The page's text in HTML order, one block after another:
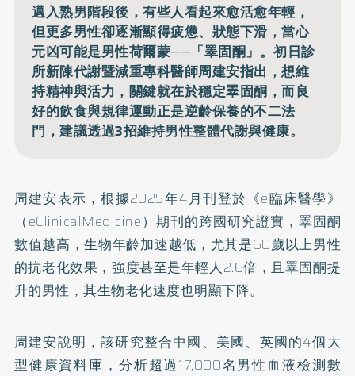
邁入熟男階段後，有些人看起來愈活愈年輕，
但更多男性卻逐漸顯得疲憊、狀態下滑，當心
元凶可能是男性荷爾蒙──「睪固酮」。初日診
所新陳代謝暨減重專科醫師周建安指出，想維
持精神與活力，關鍵就在於穩定睪固酮，而良
好的飲食與規律運動正是逆齡保養的不二法
門，建議透過3招維持男性整體代謝與健康。
周建安表示，根據2025年4月刊登於《e臨床醫學》
（eClinicalMedicine）期刊的跨國研究證實，睪固酮
數值越高，生物年齡加速越低，尤其是60歲以上男性
的抗老化效果，強度甚至是年輕人2.6倍，且睪固酮提
升的男性，其生物老化速度也明顯下降。
周建安說明，該研究整合中國、美國、英國的4個大
型健康資料庫，分析超過17,000名男性血液檢測數